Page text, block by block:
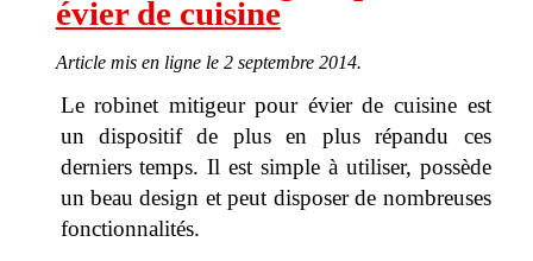
évier de cuisine
Article mis en ligne le 2 septembre 2014.
Le robinet mitigeur pour évier de cuisine est
un dispositif de plus en plus répandu ces
derniers temps. Il est simple à utiliser, possède
un beau design et peut disposer de nombreuses
fonctionnalités.